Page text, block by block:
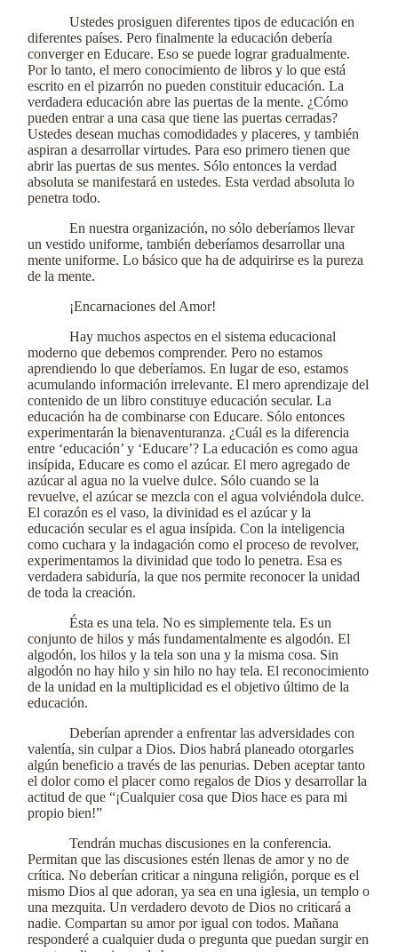
Ustedes prosiguen diferentes tipos de educación en
diferentes países. Pero finalmente la educación debería
converger en Educare. Eso se puede lograr gradualmente.
Por lo tanto, el mero conocimiento de libros y lo que está
escrito en el pizarrón no pueden constituir educación. La
verdadera educación abre las puertas de la mente. ¿Cómo
pueden entrar a una casa que tiene las puertas cerradas?
Ustedes desean muchas comodidades y placeres, y también
aspiran a desarrollar virtudes. Para eso primero tienen que
abrir las puertas de sus mentes. Sólo entonces la verdad
absoluta se manifestará en ustedes. Esta verdad absoluta lo
penetra todo.
En nuestra organización, no sólo deberíamos llevar
un vestido uniforme, también deberíamos desarrollar una
mente uniforme. Lo básico que ha de adquirirse es la pureza
de la mente.
¡Encarnaciones del Amor!
Hay muchos aspectos en el sistema educacional
moderno que debemos comprender. Pero no estamos
aprendiendo lo que deberíamos. En lugar de eso, estamos
acumulando información irrelevante. El mero aprendizaje del
contenido de un libro constituye educación secular. La
educación ha de combinarse con Educare. Sólo entonces
experimentarán la bienaventuranza. ¿Cuál es la diferencia
entre ‘educación’ y ‘Educare’? La educación es como agua
insípida, Educare es como el azúcar. El mero agregado de
azúcar al agua no la vuelve dulce. Sólo cuando se la
revuelve, el azúcar se mezcla con el agua volviéndola dulce.
El corazón es el vaso, la divinidad es el azúcar y la
educación secular es el agua insípida. Con la inteligencia
como cuchara y la indagación como el proceso de revolver,
experimentamos la divinidad que todo lo penetra. Esa es
verdadera sabiduría, la que nos permite reconocer la unidad
de toda la creación.
Ésta es una tela. No es simplemente tela. Es un
conjunto de hilos y más fundamentalmente es algodón. El
algodón, los hilos y la tela son una y la misma cosa. Sin
algodón no hay hilo y sin hilo no hay tela. El reconocimiento
de la unidad en la multiplicidad es el objetivo último de la
educación.
Deberían aprender a enfrentar las adversidades con
valentía, sin culpar a Dios. Dios habrá planeado otorgarles
algún beneficio a través de las penurias. Deben aceptar tanto
el dolor como el placer como regalos de Dios y desarrollar la
actitud de que “¡Cualquier cosa que Dios hace es para mi
propio bien!”
Tendrán muchas discusiones en la conferencia.
Permitan que las discusiones estén llenas de amor y no de
crítica. No deberían criticar a ninguna religión, porque es el
mismo Dios al que adoran, ya sea en una iglesia, un templo o
una mezquita. Un verdadero devoto de Dios no criticará a
nadie. Compartan su amor por igual con todos. Mañana
responderé a cualquier duda o pregunta que puedan surgir en